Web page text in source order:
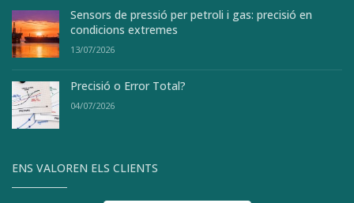
Sensors de pressió per petroli i gas: precisió en
condicions extremes
13/07/2026
Precisió o Error Total?
04/07/2026
ENS VALOREN ELS CLIENTS